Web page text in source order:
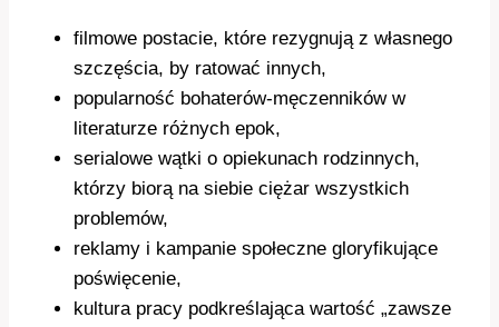
filmowe postacie, które rezygnują z własnego
szczęścia, by ratować innych,
popularność bohaterów-męczenników w
literaturze różnych epok,
serialowe wątki o opiekunach rodzinnych,
którzy biorą na siebie ciężar wszystkich
problemów,
reklamy i kampanie społeczne gloryfikujące
poświęcenie,
kultura pracy podkreślająca wartość „zawsze